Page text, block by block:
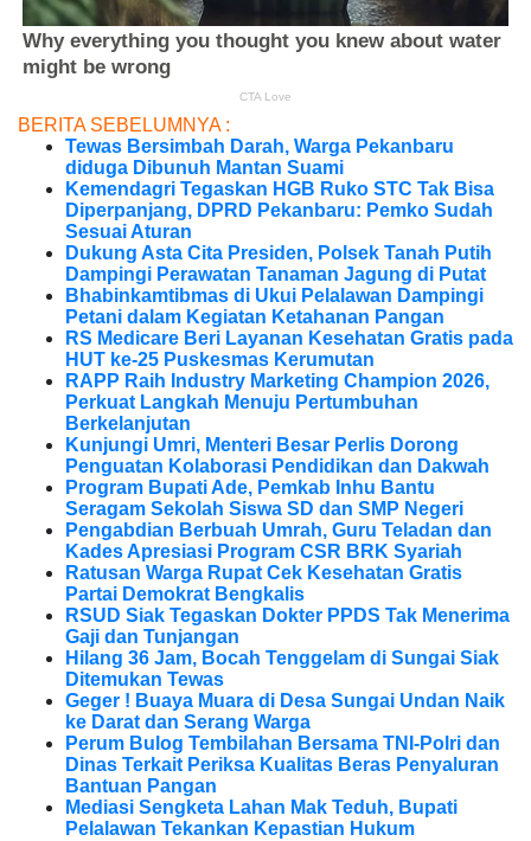
BERITA SEBELUMNYA :
Tewas Bersimbah Darah, Warga Pekanbaru
diduga Dibunuh Mantan Suami
Kemendagri Tegaskan HGB Ruko STC Tak Bisa
Diperpanjang, DPRD Pekanbaru: Pemko Sudah
Sesuai Aturan
Dukung Asta Cita Presiden, Polsek Tanah Putih
Dampingi Perawatan Tanaman Jagung di Putat
Bhabinkamtibmas di Ukui Pelalawan Dampingi
Petani dalam Kegiatan Ketahanan Pangan
RS Medicare Beri Layanan Kesehatan Gratis pada
HUT ke-25 Puskesmas Kerumutan
RAPP Raih Industry Marketing Champion 2026,
Perkuat Langkah Menuju Pertumbuhan
Berkelanjutan
Kunjungi Umri, Menteri Besar Perlis Dorong
Penguatan Kolaborasi Pendidikan dan Dakwah
Program Bupati Ade, Pemkab Inhu Bantu
Seragam Sekolah Siswa SD dan SMP Negeri
Pengabdian Berbuah Umrah, Guru Teladan dan
Kades Apresiasi Program CSR BRK Syariah
Ratusan Warga Rupat Cek Kesehatan Gratis
Partai Demokrat Bengkalis
RSUD Siak Tegaskan Dokter PPDS Tak Menerima
Gaji dan Tunjangan
Hilang 36 Jam, Bocah Tenggelam di Sungai Siak
Ditemukan Tewas
Geger ! Buaya Muara di Desa Sungai Undan Naik
ke Darat dan Serang Warga
Perum Bulog Tembilahan Bersama TNI-Polri dan
Dinas Terkait Periksa Kualitas Beras Penyaluran
Bantuan Pangan
Mediasi Sengketa Lahan Mak Teduh, Bupati
Pelalawan Tekankan Kepastian Hukum